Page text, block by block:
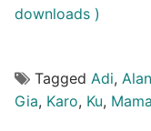
downloads )
Tagged Adi,
Gia, Karo, Ku, Mama